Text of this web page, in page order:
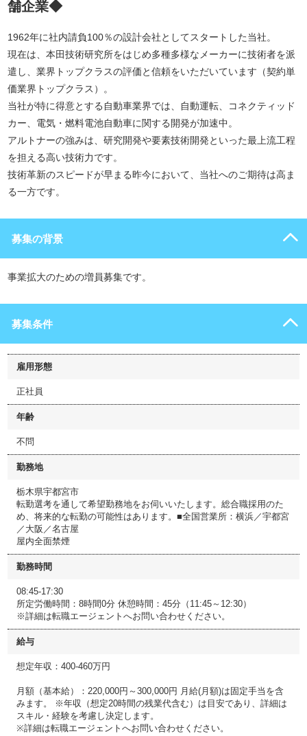
舗企業◆
1962年に社内請負100％の設計会社としてスタートした当社。
現在は、本田技術研究所をはじめ多種多様なメーカーに技術者を派
遣し、業界トップクラスの評価と信頼をいただいています（契約単
価業界トップクラス）。
当社が特に得意とする自動車業界では、自動運転、コネクティッド
カー、電気・燃料電池自動車に関する開発が加速中。
アルトナーの強みは、研究開発や要素技術開発といった最上流工程
を担える高い技術力です。
技術革新のスピードが早まる昨今において、当社へのご期待は高ま
る一方です。
募集の背景
事業拡大のための増員募集です。
募集条件
雇用形態
正社員
年齢
不問
勤務地
栃木県宇都宮市
転勤選考を通して希望勤務地をお伺いいたします。総合職採用のた
め、将来的な転勤の可能性はあります。■全国営業所：横浜／宇都宮
／大阪／名古屋
屋内全面禁煙
勤務時間
08:45-17:30
所定労働時間：8時間0分 休憩時間：45分（11:45～12:30）
※詳細は転職エージェントへお問い合わせください。
給与
想定年収：400-460万円
月額（基本給）：220,000円～300,000円 月給(月額)は固定手当を含
みます。 ※年収（想定20時間の残業代含む）は目安であり、詳細は
スキル・経験を考慮し決定します。
※詳細は転職エージェントへお問い合わせください。